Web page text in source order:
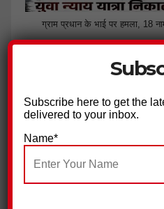
ग्राम प्रधान के भाई पर हमला, 18
Subscribe here to get the
delivered to your inbox.
Name*